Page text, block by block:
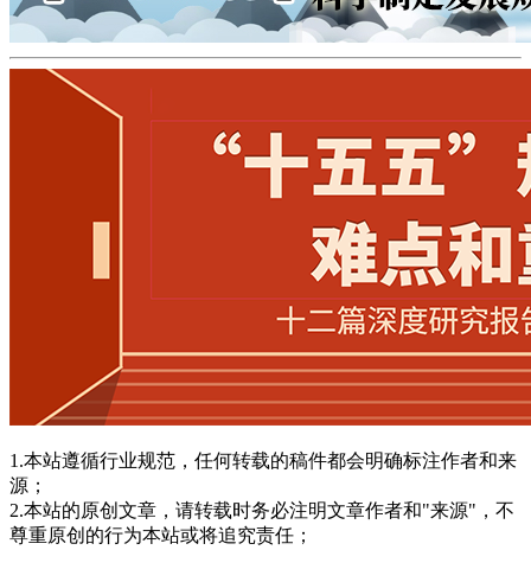
1.本站遵循行业规范，任何转载的稿件都会明确标注作者和来
源；
2.本站的原创文章，请转载时务必注明文章作者和"来源"，不
尊重原创的行为本站或将追究责任；